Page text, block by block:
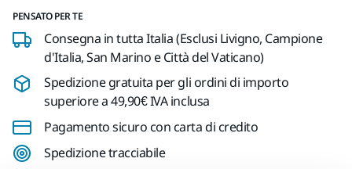
PENSATO PER TE
Consegna in tutta Italia (Esclusi Livigno, Campione
d'Italia, San Marino e Città del Vaticano)
Spedizione gratuita per gli ordini di importo
superiore a 49,90€ IVA inclusa
Pagamento sicuro con carta di credito
Spedizione tracciabile